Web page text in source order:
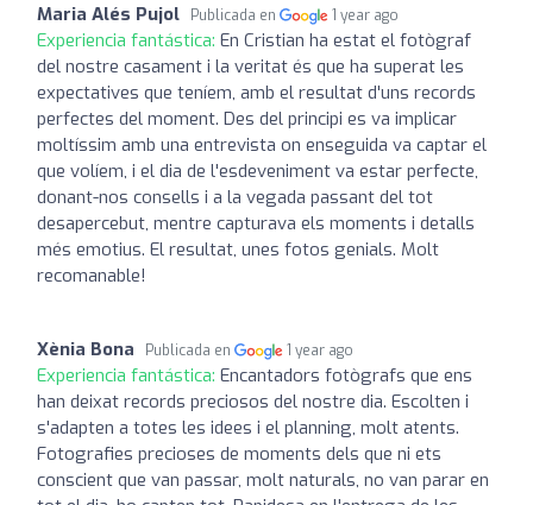
Maria Alés Pujol Publicada en 1 year ago
Experiencia fantástica: En Cristian ha estat el fotògraf
del nostre casament i la veritat és que ha superat les
expectatives que teníem, amb el resultat d'uns records
perfectes del moment. Des del principi es va implicar
moltíssim amb una entrevista on enseguida va captar el
que volíem, i el dia de l'esdeveniment va estar perfecte,
donant-nos consells i a la vegada passant del tot
desapercebut, mentre capturava els moments i detalls
més emotius. El resultat, unes fotos genials. Molt
recomanable!
Xènia Bona Publicada en 1 year ago
Experiencia fantástica: Encantadors fotògrafs que ens
han deixat records preciosos del nostre dia. Escolten i
s'adapten a totes les idees i el planning, molt atents.
Fotografies precioses de moments dels que ni ets
conscient que van passar, molt naturals, no van parar en